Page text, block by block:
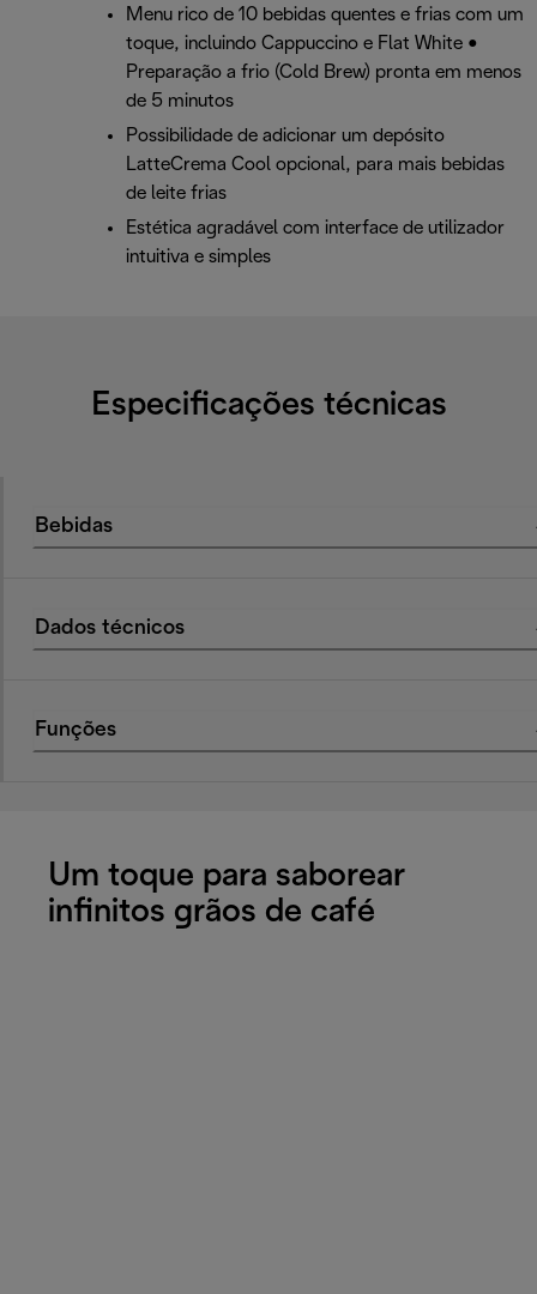
Menu rico de 10 bebidas quentes e frias com um
toque, incluindo Cappuccino e Flat White •
Preparação a frio (Cold Brew) pronta em menos
de 5 minutos
Possibilidade de adicionar um depósito
LatteCrema Cool opcional, para mais bebidas
de leite frias
Estética agradável com interface de utilizador
intuitiva e simples
Especificações técnicas
Bebidas
Dados técnicos
Funções
Um toque para saborear
infinitos grãos de café